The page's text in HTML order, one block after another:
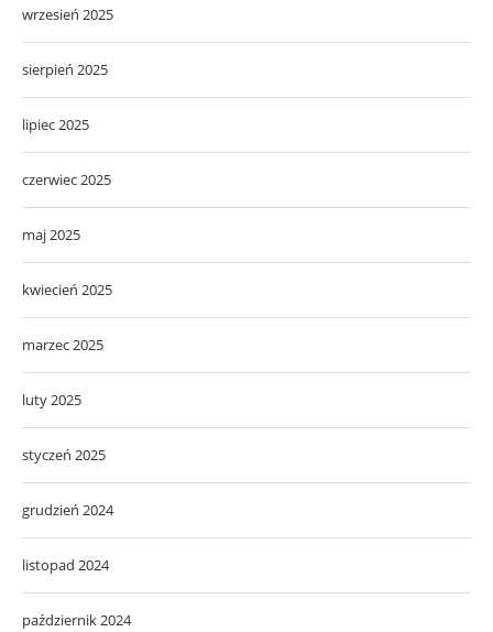
wrzesień 2025
sierpień 2025
lipiec 2025
czerwiec 2025
maj 2025
kwiecień 2025
marzec 2025
luty 2025
styczeń 2025
grudzień 2024
listopad 2024
październik 2024